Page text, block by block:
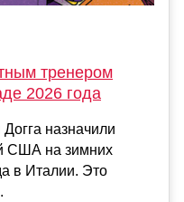
тренером
2026 года
назначили
США на зимних
в Италии. Это